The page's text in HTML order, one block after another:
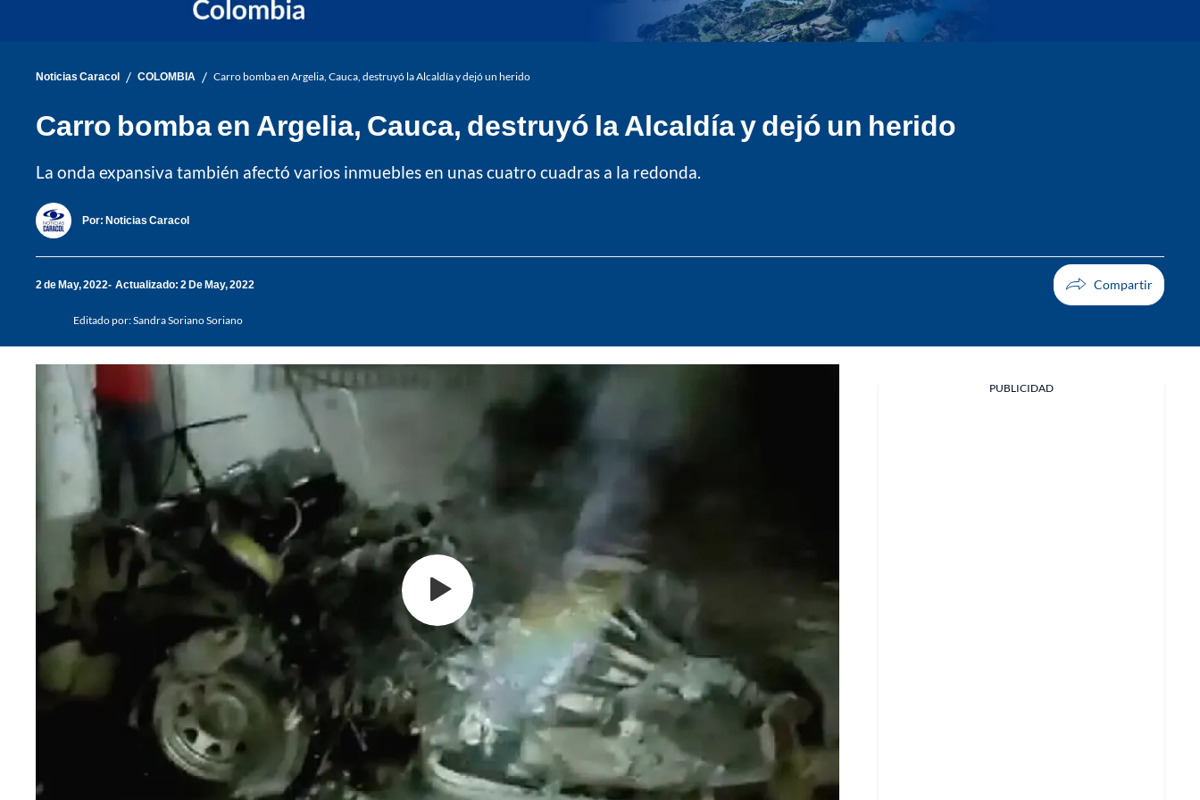
Noticias Caracol / COLOMBIA / Carro bomba en Argelia, Cauca, destruyó la Alcaldía y dejó un herido
Carro bomba en Argelia, Cauca, destruyó la Alcaldía y dejó un herido
La onda expansiva también afectó varios inmuebles en unas cuatro cuadras a la redonda.
Por: Noticias Caracol
2 de May, 2022 Actualizado: 2 De May, 2022
Editado por:Sandra Soriano Soriano
PUBLICIDAD